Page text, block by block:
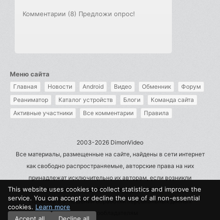
Комментарии (8) Предложи опрос!
Меню сайта
Главная Новости Android Видео Обменник
Форум
Реаниматор
Каталог устройств Блоги
Команда сайта
Активные участники
Все комментарии Правила
2003-2026 DimonVideo
Все материалы, размещенные на сайте, найдены в сети интернет
как свободно распространяемые, авторские права на них
принадлежат исключительно их авторам, если возникли
претензии - пишите на admin@dimonvideo.ru
Политика в отношении обработки персональных данных
Правообладателям
This website uses cookies to collect statistics and improve the
service. You can accept or decline the use of all non-essential
cookies. Learn more